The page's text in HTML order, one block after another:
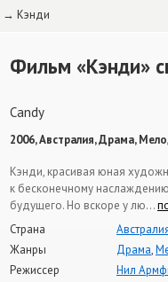
Кэнди
Фильм «Кэнди»
Candy
2006, Австралия, Драма,
Кэнди, красивая юная
к бесконечному
будущего. Но вскоре у лю…
Страна
Жанры
Драма,
Режиссер
Нил